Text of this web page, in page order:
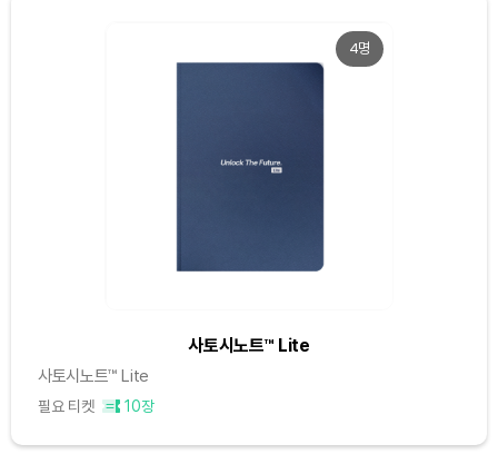
4명
사토시노트™ Lite
사토시노트™ Lite
필요 티켓 10장